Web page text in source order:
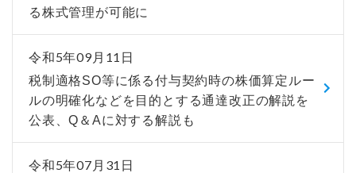
る株式管理が可能に
令和5年09月11日
税制適格SO等に係る付与契約時の株価算定ルー
ルの明確化などを目的とする通達改正の解説を
公表、Q＆Aに対する解説も
令和5年07月31日